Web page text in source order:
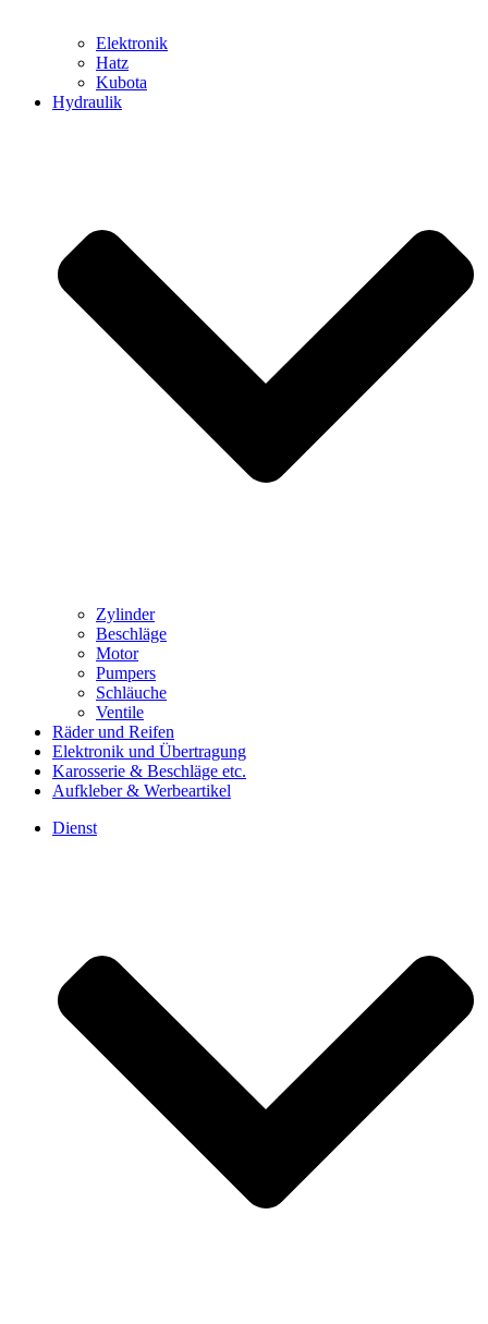
Elektronik
Hatz
Kubota
Hydraulik
Zylinder
Beschläge
Motor
Pumpers
Schläuche
Ventile
Räder und Reifen
Elektronik und Übertragung
Karosserie & Beschläge etc.
Aufkleber & Werbeartikel
Dienst